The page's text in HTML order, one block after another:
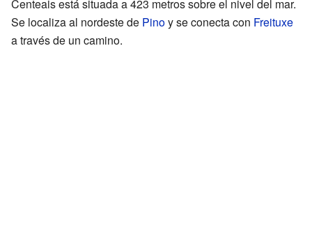
Centeais está situada a 423 metros sobre el nivel del mar.
Se localiza al nordeste de Pinoy se conecta con Freituxe
a través de un camino.